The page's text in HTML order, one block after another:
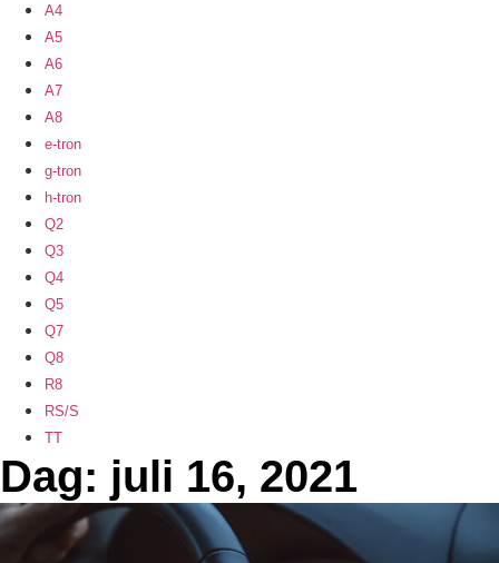
A4
A5
A6
A7
A8
e-tron
g-tron
h-tron
Q2
Q3
Q4
Q5
Q7
Q8
R8
RS/S
TT
Dag: juli 16, 2021